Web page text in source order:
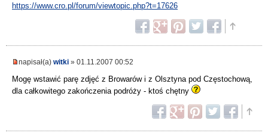
https://www.cro.pl/forum/viewtopic.php?t=17626
napisał(a) witki » 01.11.2007 00:52
Mogę wstawić parę zdjęć z Browarów i z Olsztyna pod Częstochową,
dla całkowitego zakończenia podróży - ktoś chętny